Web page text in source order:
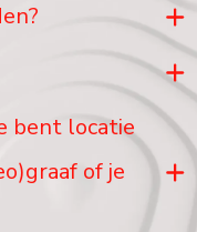
bent locatie
of je